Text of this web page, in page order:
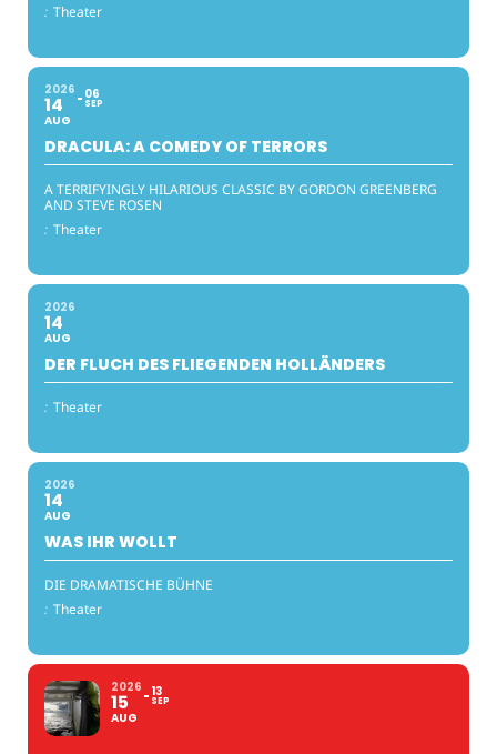
: Theater
2026
14
AUG
06
SEP
DRACULA: A COMEDY OF TERRORS
A TERRIFYINGLY HILARIOUS CLASSIC BY GORDON GREENBERG
AND STEVE ROSEN
: Theater
2026
14
AUG
DER FLUCH DES FLIEGENDEN HOLLÄNDERS
: Theater
2026
14
AUG
WAS IHR WOLLT
DIE DRAMATISCHE BÜHNE
: Theater
2026
15
AUG
13
SEP